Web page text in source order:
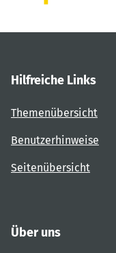
Hilfreiche Links
Themenübersicht
Benutzerhinweise
Seitenübersicht
Über uns